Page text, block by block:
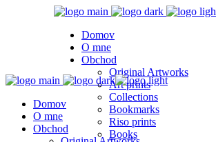
Domov
O mne
Obchod
Original Artworks
Art prints
Collections
Bookmarks
Riso prints
Books
Domov
O mne
Obchod